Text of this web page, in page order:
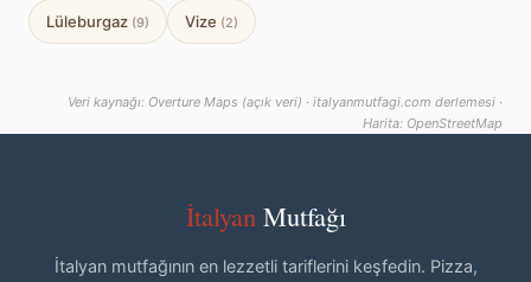
Lüleburgaz (9) Vize (2)
Veri kaynağı: Overture Maps (açık veri) · italyanmutfagi.com derlemesi ·
Harita: OpenStreetMap
İtalyanMutfağı
İtalyan mutfağının en lezzetli tariflerini keşfedin. Pizza,